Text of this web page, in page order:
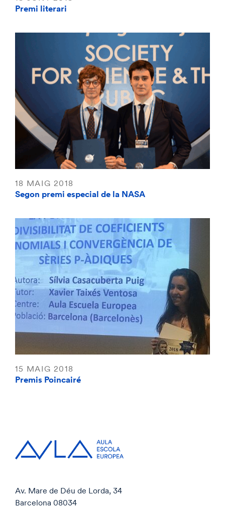
Premi literari
18 MAIG 2018
Segon premi especial de la NASA
15 MAIG 2018
Premis Poincairé
Av. Mare de Déu de Lorda, 34
Barcelona 08034